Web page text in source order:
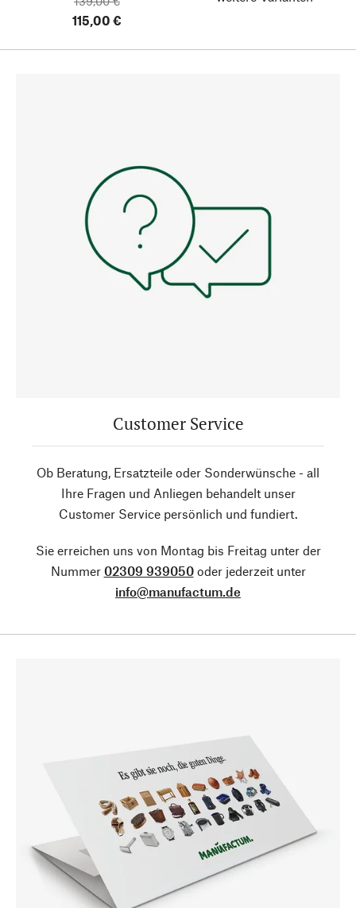
115,00 €
Customer Service
Ob Beratung, Ersatzteile oder Sonderwünsche - all
Ihre Fragen und Anliegen behandelt unser
Customer Service persönlich und fundiert.
Sie erreichen uns von Montag bis Freitag unter der
Nummer 02309 939050oder jederzeit unter
info@manufactum.de